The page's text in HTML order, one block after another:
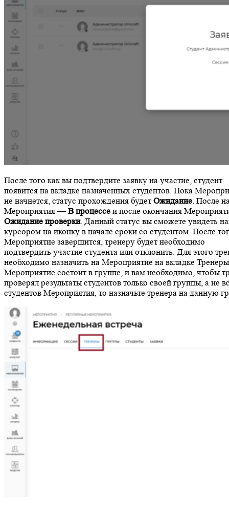
После того как вы подтвердите заявку на участие, студент
появится на вкладке назначенных студентов. Пока
не начнется, статус прохождения будетОжидание. После
Мероприятия —В процессе и после окончания
Ожидание проверки. Данный статус вы сможете увидеть
курсором на иконку в начале сроки со студентом. После
Мероприятие завершится, тренеру будет необходимо
подтвердить участие студента или отклонить. Для этого
необходимо назначить на Мероприятие на вкладке
Мероприятие состоит в группе, и вам необходимо, чтобы
проверял результаты студентов только своей группы, а не
студентов Мероприятия, то назначьте тренера на данную